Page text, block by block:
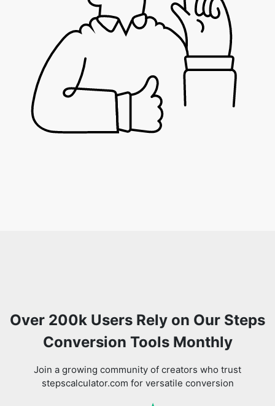
Over 200k Users Rely on Our Steps
Conversion Tools Monthly
Join a growing community of creators who trust
stepscalculator.com for versatile conversion